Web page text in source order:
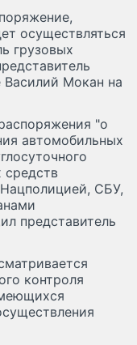
осуществляться
грузовых
Василий Мокан на
"о
автомобильных
средств
СБУ,
представитель
контроля